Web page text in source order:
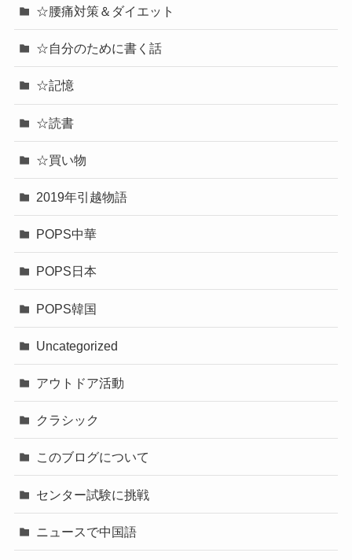
☆腰痛対策＆ダイエット
☆自分のために書く話
☆記憶
☆読書
☆買い物
2019年引越物語
POPS中華
POPS日本
POPS韓国
Uncategorized
アウトドア活動
クラシック
このブログについて
センター試験に挑戦
ニュースで中国語